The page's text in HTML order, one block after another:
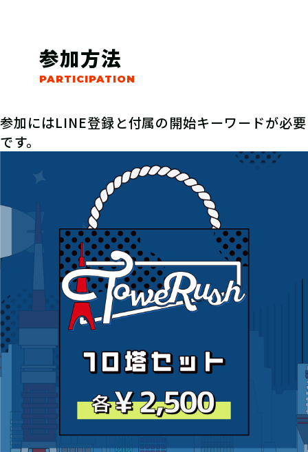
参加方法
参加にはLINE登録と付属の開始キーワードが必要
です。